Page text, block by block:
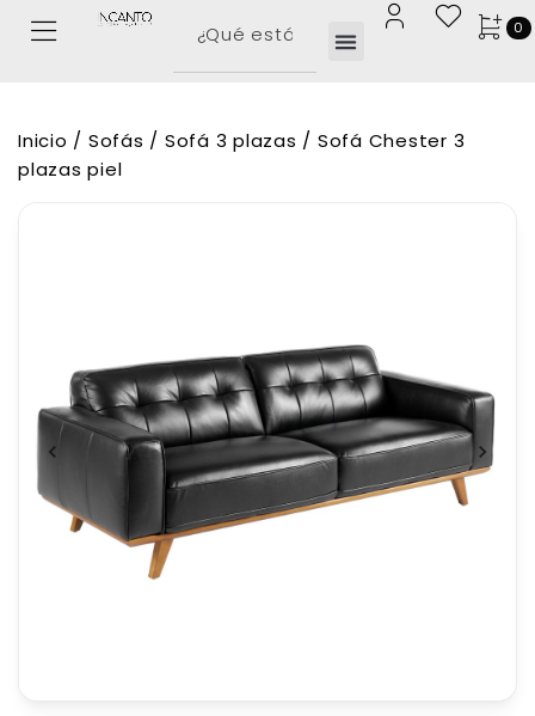
0
Inicio / Sofás / Sofá 3 plazas / Sofá Chester 3
plazas piel